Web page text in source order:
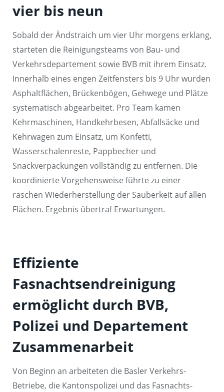
vier bis neun
Sobald der Ändstraich um vier Uhr morgens erklang,
starteten die Reinigungsteams von Bau- und
Verkehrsdepartement sowie BVB mit ihrem Einsatz.
Innerhalb eines engen Zeitfensters bis 9 Uhr wurden
Asphaltflächen, Brückenbögen, Gehwege und Plätze
systematisch abgearbeitet. Pro Team kamen
Kehrmaschinen, Handkehrbesen, Abfallsäcke und
Kehrwagen zum Einsatz, um Konfetti,
Wasserschalenreste, Pappbecher und
Snackverpackungen vollständig zu entfernen. Die
koordinierte Vorgehensweise führte zu einer
raschen Wiederherstellung der Sauberkeit auf allen
Flächen. Ergebnis übertraf Erwartungen.
Effiziente
Fasnachtsendreinigung
ermöglicht durch BVB,
Polizei und Departement
Zusammenarbeit
Von Beginn an arbeiteten die Basler Verkehrs-
Betriebe, die Kantonspolizei und das Fasnachts-